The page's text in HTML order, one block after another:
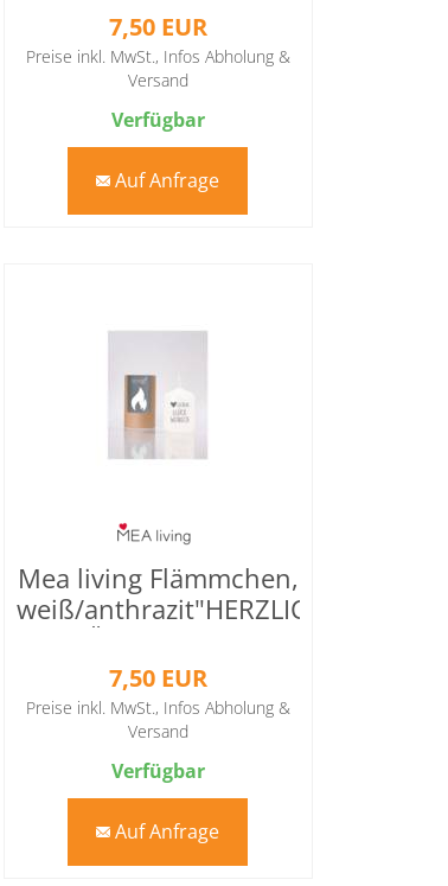
7,50 EUR
Preise inkl. MwSt., Infos Abholung &
Versand
Verfügbar
mail Auf Anfrage
Mea living Flämmchen,
weiß/anthrazit"HERZLICHEN
GLÜCKWUNSCH"
7,50 EUR
Preise inkl. MwSt., Infos Abholung &
Versand
Verfügbar
mail Auf Anfrage